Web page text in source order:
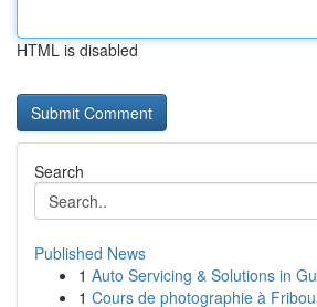
HTML is disabled
Search
Published News
1 Auto Servicing & Solutions in
1 Cours de photographie à